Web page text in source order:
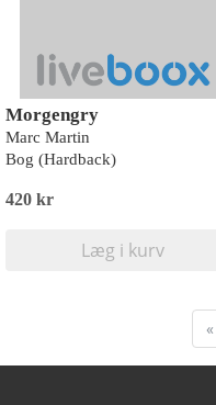
Morgengry
Marc Martin
Bog (Hardback)
420 kr
Læg i kurv
«